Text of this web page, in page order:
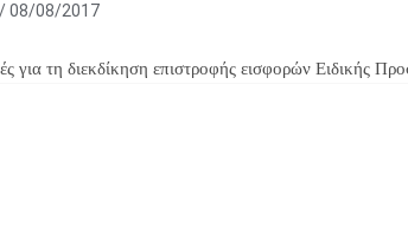
/08/08/2017
για τη διεκδίκηση επιστροφής εισφορών Ειδικής